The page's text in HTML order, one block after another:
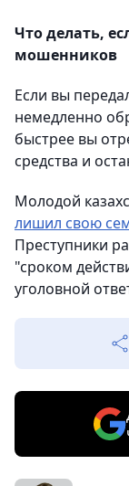
Что делать,
мошенников
Если вы
немедленно
быстрее вы
средства и
Молодой
лишил свою
Преступники
"сроком
уголовной